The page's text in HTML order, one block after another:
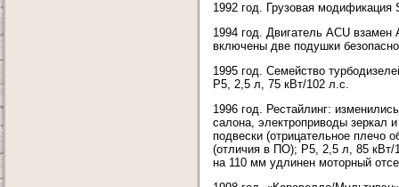
1992 год. Грузовая
1994 год. Двигатель ACU
включены две подушки
1995 год. Семейство
Р5, 2,5 л, 75 кВт/102 л.с.
1996 год. Рестайлинг:
салона, электроприводы зеркал
подвески (отрицательное плечо
(отличия в ПО); Р5, 2,5 л, 85 кВт/
на 110 мм удлинен моторный